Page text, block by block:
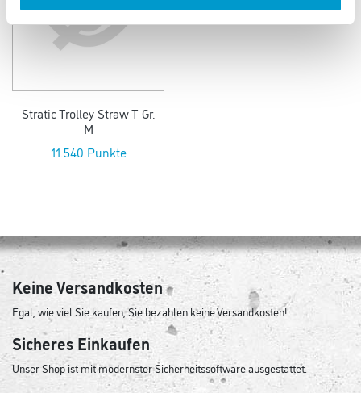
Stratic Trolley Straw T Gr.
M
11.540 Punkte
Keine Versandkosten
Egal, wie viel Sie kaufen, Sie bezahlen keine Versandkosten!
Sicheres Einkaufen
Unser Shop ist mit modernster Sicherheitssoftware ausgestattet.